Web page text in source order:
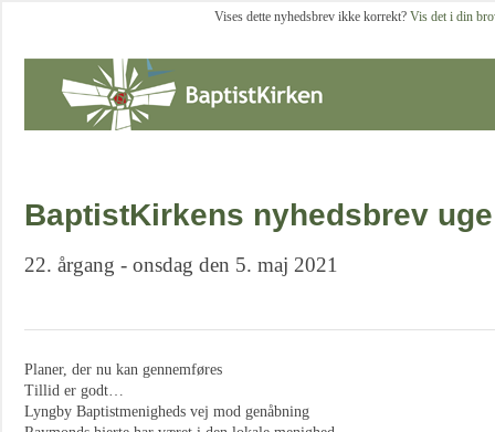
Vises dette nyhedsbrev ikke korrekt? Vis det i din
BaptistKirkens nyhedsbrev
22. årgang - onsdag den 5. maj 2021
Planer, der nu kan gennemføres
Tillid er godt…
Lyngby Baptistmenigheds vej mod genåbning